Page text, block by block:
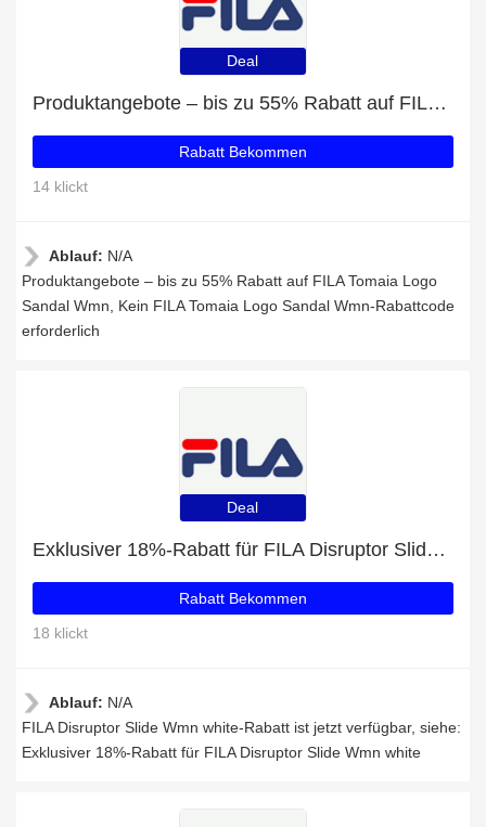
Deal
Produktangebote – bis zu 55% Rabatt auf FILA Tomaia Logo Sandal Wmn
Rabatt Bekommen
14 klickt
Ablauf: N/A
Produktangebote – bis zu 55% Rabatt auf FILA Tomaia Logo
Sandal Wmn, Kein FILA Tomaia Logo Sandal Wmn-Rabattcode
erforderlich
Deal
Exklusiver 18%-Rabatt für FILA Disruptor Slide Wmn white
Rabatt Bekommen
18 klickt
Ablauf: N/A
FILA Disruptor Slide Wmn white-Rabatt ist jetzt verfügbar, siehe:
Exklusiver 18%-Rabatt für FILA Disruptor Slide Wmn white